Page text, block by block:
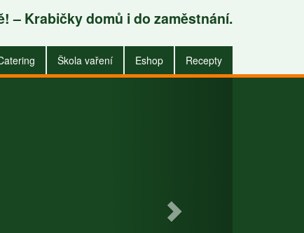
– Krabičky domů i do zaměstnání.
Škola vaření Eshop Recepty